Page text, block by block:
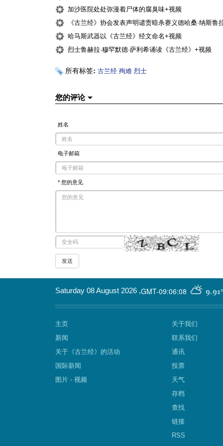
加沙医院处处弥漫着尸体的腐臭味+视频
《古兰经》协会发表声明谴责暗杀赛义德哈桑·纳斯鲁
哈马斯武器以《古兰经》经文命名+视频
烈士鲁赫拉·穆罕默德·萨利希诵读《古兰经》+视频
所有标签: 古兰经 殉难 烈士
您的评论
姓名
电子邮箱
* 您的意见
GMT-09:06:08 9.91°
Saturday 08 August 2026 ,
主页
新闻
关于《古兰经》的活动
国际新闻
图片 - 视频
关于我们
联系我们
通讯
投票
天气
存档
查找
链接
RSS